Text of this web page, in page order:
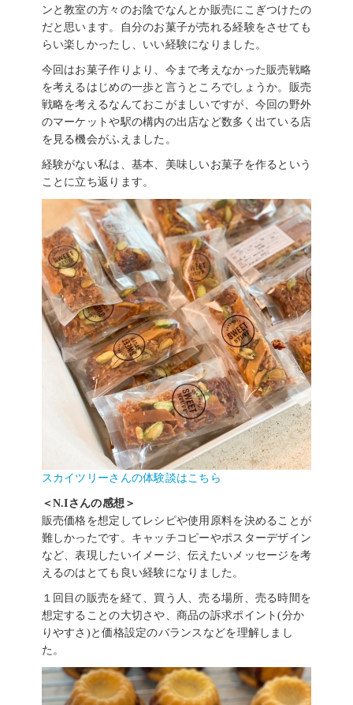
ンと教室の方々のお陰でなんとか販売にこぎつけたの
だと思います。自分のお菓子が売れる経験をさせても
らい楽しかったし、いい経験になりました。
今回はお菓子作りより、今まで考えなかった販売戦略
を考えるはじめの一歩と言うところでしょうか。販売
戦略を考えるなんておこがましいですが、今回の野外
のマーケットや駅の構内の出店など数多く出ている店
を見る機会がふえました。
経験がない私は、基本、美味しいお菓子を作るという
ことに立ち返ります。
スカイツリーさんの体験談はこちら
＜N.Iさんの感想＞
販売価格を想定してレシピや使用原料を決めることが
難しかったです。キャッチコピーやポスターデザイン
など、表現したいイメージ、伝えたいメッセージを考
えるのはとても良い経験になりました。
１回目の販売を経て、買う人、売る場所、売る時間を
想定することの大切さや、商品の訴求ポイント(分か
りやすさ)と価格設定のバランスなどを理解しまし
た。